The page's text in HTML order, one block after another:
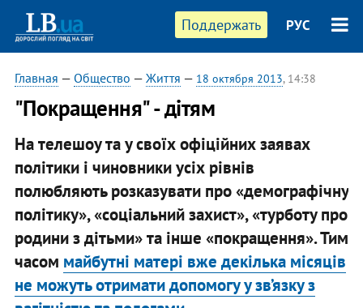
Поддержать РУС
Главная — Общество — Життя — 18 октября 2013, 14:38
"Покращення" - дітям
На телешоу та у своїх офіційних заявах
політики і чиновники усіх рівнів
полюбляють розказувати про «демографічну
політику», «соціальний захист», «турботу про
родини з дітьми» та інше «покращення». Тим
часом майбутні матері вже декілька місяців
не можуть отримати допомогу у зв’язку з